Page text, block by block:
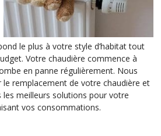
le plus à votre style d’habitat tout
Votre chaudière commence à
en panne régulièrement. Nous
remplacement de votre chaudière et
meilleurs solutions pour votre
vos consommations.